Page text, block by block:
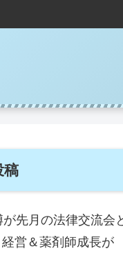
稿
が先月の法律交流会
営＆薬剤師成長が